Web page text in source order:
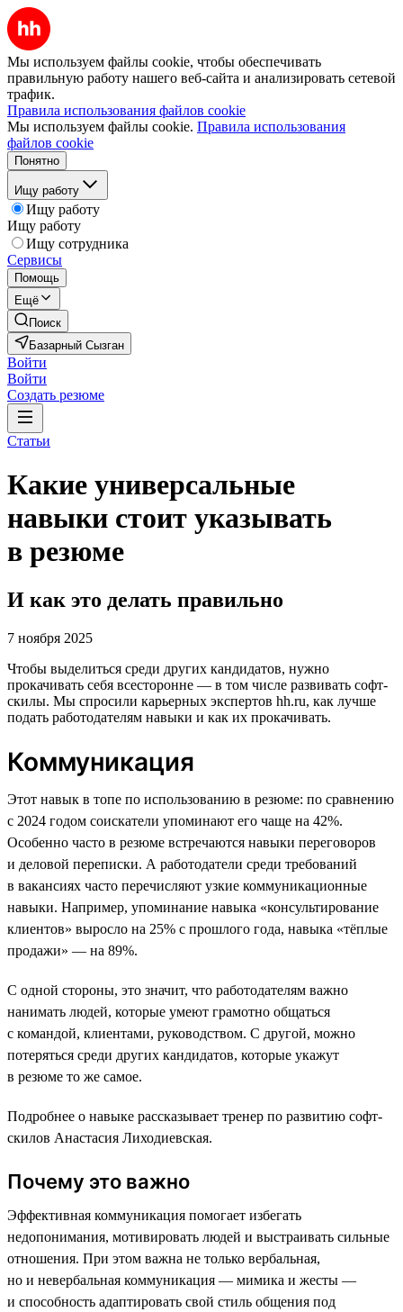
Мы используем файлы cookie, чтобы обеспечивать
правильную работу нашего веб-сайта и анализировать сетевой
трафик.
Правила использования файлов cookie
Мы используем файлы cookie. Правила использования
файлов cookie
Понятно
Ищу работу
Ищу работу
Ищу работу
Ищу сотрудника
Сервисы
Помощь
Ещё
Поиск
Базарный Сызган
Войти
Войти
Создать резюме
Статьи
Какие универсальные
навыки стоит указывать
в резюме
И как это делать правильно
7 ноября 2025
Чтобы выделиться среди других кандидатов, нужно
прокачивать себя всесторонне — в том числе развивать софт-
скилы. Мы спросили карьерных экспертов hh.ru, как лучше
подать работодателям навыки и как их прокачивать.
Коммуникация
Этот навык в топе по использованию в резюме: по сравнению
с 2024 годом соискатели упоминают его чаще на 42%.
Особенно часто в резюме встречаются навыки переговоров
и деловой переписки. А работодатели среди требований
в вакансиях часто перечисляют узкие коммуникационные
навыки. Например, упоминание навыка «консультирование
клиентов» выросло на 25% с прошлого года, навыка «тёплые
продажи» — на 89%.
С одной стороны, это значит, что работодателям важно
нанимать людей, которые умеют грамотно общаться
с командой, клиентами, руководством. С другой, можно
потеряться среди других кандидатов, которые укажут
в резюме то же самое.
Подробнее о навыке рассказывает тренер по развитию софт-
скилов Анастасия Лиходиевская.
Почему это важно
Эффективная коммуникация помогает избегать
недопонимания, мотивировать людей и выстраивать сильные
отношения. При этом важна не только вербальная,
но и невербальная коммуникация — мимика и жесты —
и способность адаптировать свой стиль общения под